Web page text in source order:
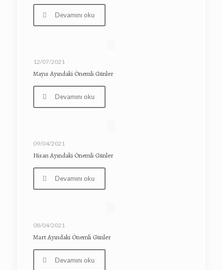
Devamını oku
12/07/2021
Mayıs Ayındaki Önemli Günler
Devamını oku
09/04/2021
Nisan Ayındaki Önemli Günler
Devamını oku
08/04/2021
Mart Ayındaki Önemli Günler
Devamını oku